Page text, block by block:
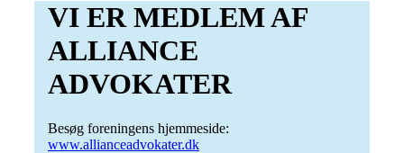
VI ER MEDLEM AF
ALLIANCE
ADVOKATER
Besøg foreningens hjemmeside:
www.allianceadvokater.dk